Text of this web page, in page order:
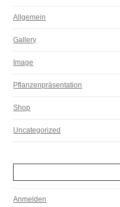
Allgemein
Gallery
Image
Pflanzenpräsentation
Shop
Uncategorized
Anmelden